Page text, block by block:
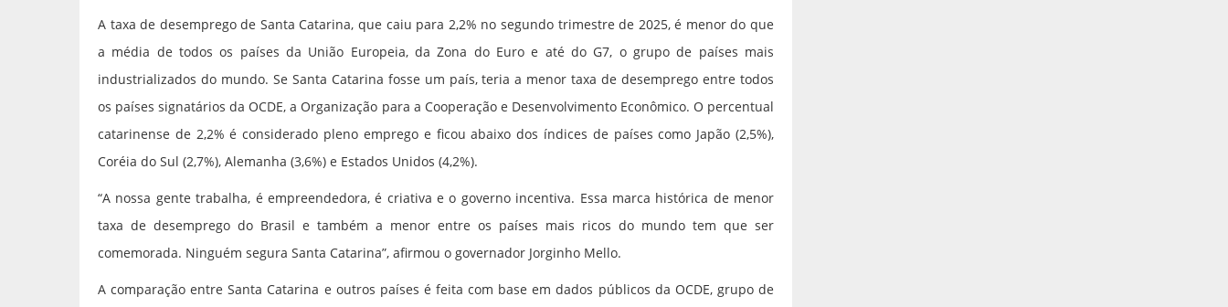
A taxa de desemprego de Santa Catarina, que caiu para 2,2% no segundo trimestre de 2025, é menor do que
a média de todos os países da União Europeia, da Zona do Euro e até do G7, o grupo de países mais
industrializados do mundo. Se Santa Catarina fosse um país, teria a menor taxa de desemprego entre todos
os países signatários da OCDE, a Organização para a Cooperação e Desenvolvimento Econômico. O percentual
catarinense de 2,2% é considerado pleno emprego e ficou abaixo dos índices de países como Japão (2,5%),
Coréia do Sul (2,7%), Alemanha (3,6%) e Estados Unidos (4,2%).
“A nossa gente trabalha, é empreendedora, é criativa e o governo incentiva. Essa marca histórica de menor
taxa de desemprego do Brasil e também a menor entre os países mais ricos do mundo tem que ser
comemorada. Ninguém segura Santa Catarina”, afirmou o governador Jorginho Mello.
A comparação entre Santa Catarina e outros países é feita com base em dados públicos da OCDE, grupo de